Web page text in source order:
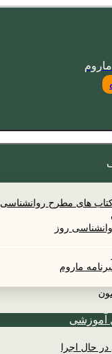
های مطرح روانشناسی
روز
ماروم
آموزشی
حال اجرا